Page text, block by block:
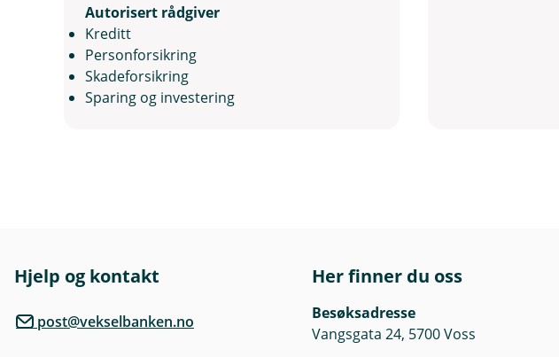
Autorisert rådgiver
Kreditt
Personforsikring
Skadeforsikring
Sparing og investering
Hjelp og kontakt
post@vekselbanken.no
Her finner du oss
Besøksadresse
Vangsgata 24, 5700 Voss